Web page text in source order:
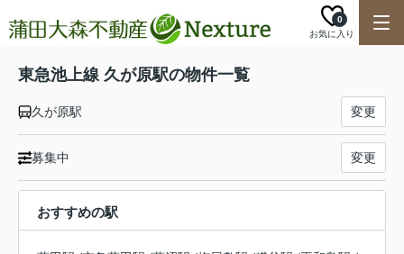
お気に入り
0
東急池上線 久が原駅の物件一覧
久が原駅 変更
募集中 変更
おすすめの駅